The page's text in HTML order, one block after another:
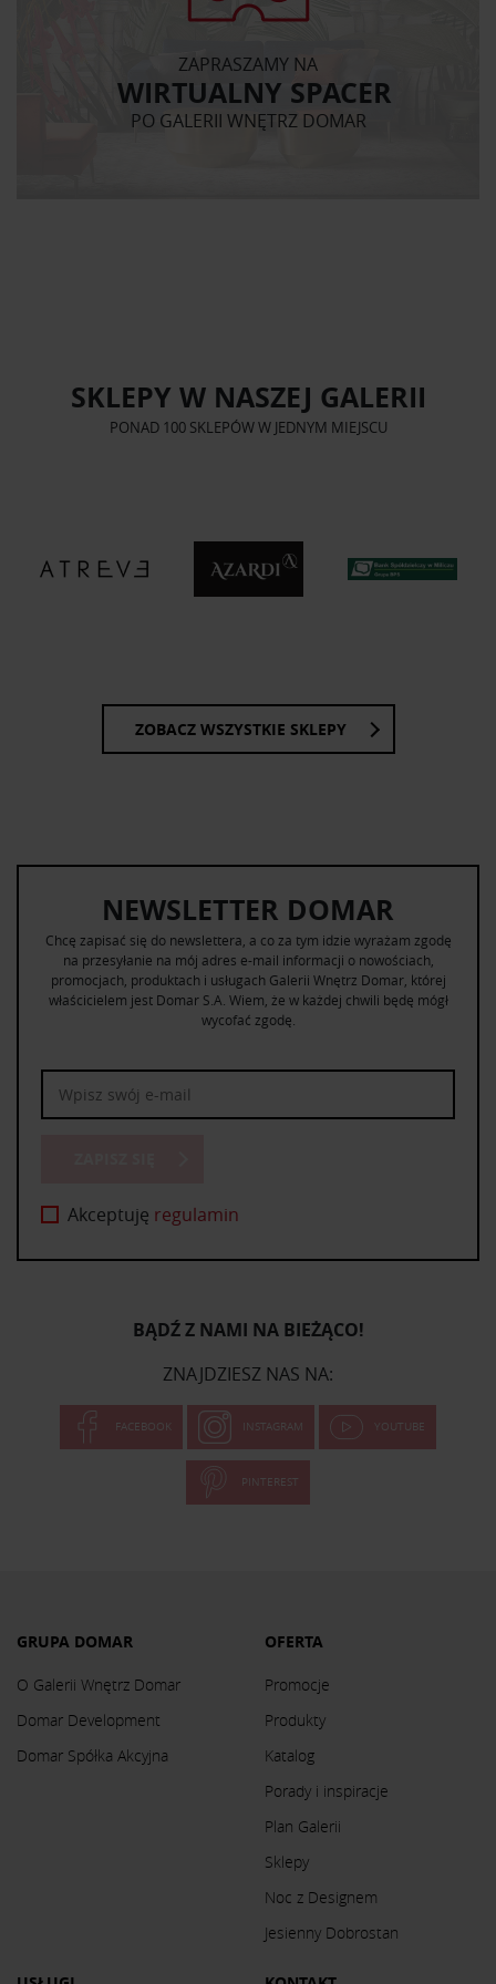
otrzymanymi od Ciebie lub uzyskanymi podczas
korzystania z ich usług.ZAPRASZAMY NA
WIRTUALNY SPACER
PO GALERII WNĘTRZ DOMAR
SKLEPY W NASZEJ GALERII
PONAD 100 SKLEPÓW W JEDNYM MIEJSCU
ZOBACZ WSZYSTKIE SKLEPY
NEWSLETTER DOMAR
Chcę zapisać się do newslettera, a co za tym idzie wyrażam zgodę
na przesyłanie na mój adres e-mail informacji o nowościach,
promocjach, produktach i usługach Galerii Wnętrz Domar, której
właścicielem jest Domar S.A. Wiem, że w każdej chwili będę mógł
wycofać zgodę.
Akceptuję regulamin
BĄDŹ Z NAMI NA BIEŻĄCO!
ZNAJDZIESZ NAS NA:
FACEBOOK INSTAGRAM YOUTUBE
PINTEREST
GRUPA DOMAR
O Galerii Wnętrz Domar
Domar Development
Domar Spółka Akcyjna
OFERTA
Promocje
Produkty
Katalog
Porady i inspiracje
Plan Galerii
Sklepy
Noc z Designem
Jesienny Dobrostan